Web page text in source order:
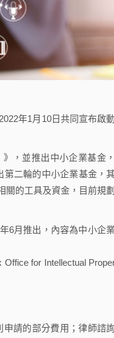
年1月10日共同宣布啟
，並推出中小企業基金
第二輪的中小企業基金，
關的工具及資金，目前規
6月推出，內容為中小企
for Intellectual
請的部分費用；律師諮